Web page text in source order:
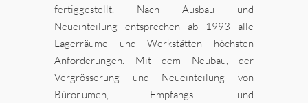
fertiggestellt. Nach Ausbau und
Neueinteilung entsprechen ab 1993 alle
Lagerräume und Werkstätten höchsten
Anforderungen. Mit dem Neubau, der
Vergrösserung und Neueinteilung von
Büror.umen, Empfangs- und